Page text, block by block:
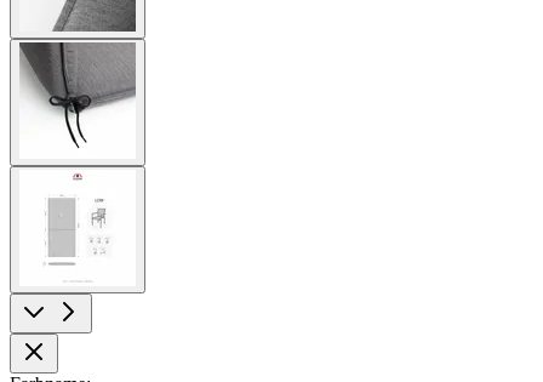
View
larger
image
larger
image